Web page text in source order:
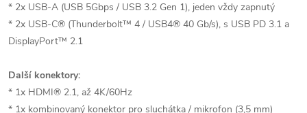
* 2x USB-A (USB 5Gbps / USB 3.2 Gen 1), jeden vždy zapnutý
* 2x USB-C® (Thunderbolt™ 4 / USB4® 40 Gb/s), s USB PD 3.1 a
DisplayPort™ 2.1
Další konektory:
* 1x HDMI® 2.1, až 4K/60Hz
* 1x kombinovaný konektor pro sluchátka / mikrofon (3,5 mm)